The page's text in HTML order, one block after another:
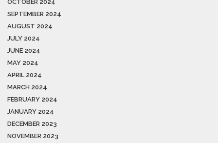
OCTOBER 2024
SEPTEMBER 2024
AUGUST 2024
JULY 2024
JUNE 2024
MAY 2024
APRIL 2024
MARCH 2024
FEBRUARY 2024
JANUARY 2024
DECEMBER 2023
NOVEMBER 2023